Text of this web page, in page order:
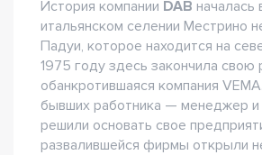
История компании DAB
итальянском селении Местрино
Падуи, которое находится на
1975 году здесь закончила свою
обанкротившаяся компания
бывших работника — менеджер и
решили основать свое
развалившейся фирмы открыли